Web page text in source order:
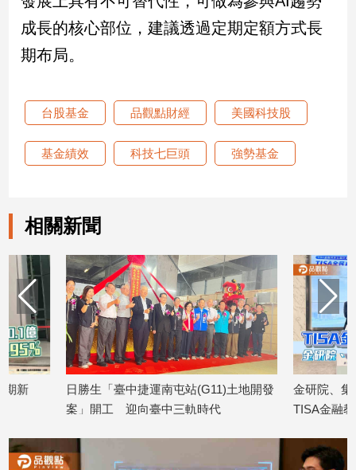
遊
戲
Pet
音
區
合
作
媒
體
投
稿
成長的核心部位，建議透過定期定額方式長
期布局。
台股基金 品觀點財經 美國科技股
基金績效 科技七巨頭 強勢基金
相關新聞
日勝生「臺中捷運南屯站(G11)土地開發
案」開工 迎向臺中三軌時代
金研院、集保、投信
TISA金融教育 將辦